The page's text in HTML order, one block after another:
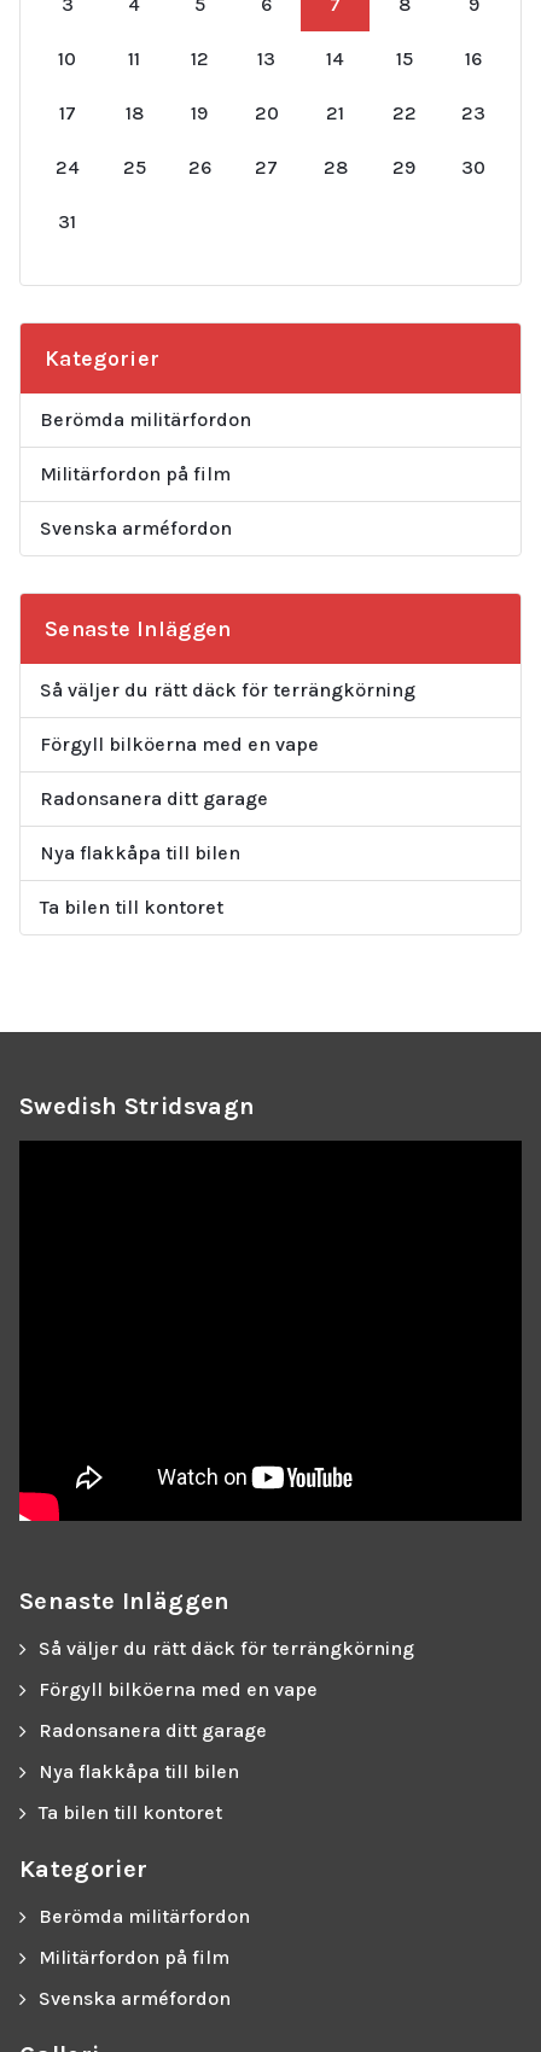
10 11 12 13 14 15 16
17 18 19 20 21 22 23
24 25 26 27 28 29 30
31
Kategorier
Berömda militärfordon
Militärfordon på film
Svenska arméfordon
Senaste Inläggen
Så väljer du rätt däck för terrängkörning
Förgyll bilköerna med en vape
Radonsanera ditt garage
Nya flakkåpa till bilen
Ta bilen till kontoret
Swedish Stridsvagn
Senaste Inläggen
Så väljer du rätt däck för terrängkörning
Förgyll bilköerna med en vape
Radonsanera ditt garage
Nya flakkåpa till bilen
Ta bilen till kontoret
Kategorier
Berömda militärfordon
Militärfordon på film
Svenska arméfordon